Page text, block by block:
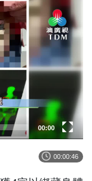
00:00
00:00:46